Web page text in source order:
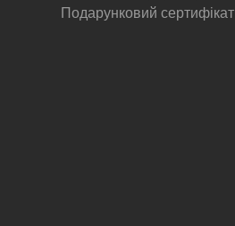
Подарунковий сертифікат